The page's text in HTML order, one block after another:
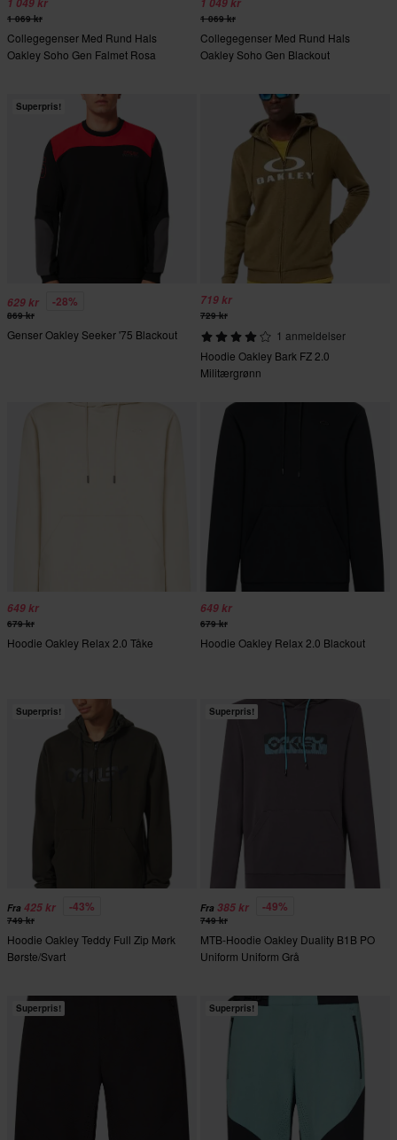
1 049 kr
1 069 kr
Collegegenser Med Rund Hals
Oakley Soho Gen Falmet Rosa
1 049 kr
1 069 kr
Collegegenser Med Rund Hals
Oakley Soho Gen Blackout
Superpris!
629 kr -28%
869 kr
Genser Oakley Seeker '75 Blackout
719 kr
729 kr
1 anmeldelser
Hoodie Oakley Bark FZ 2.0
Militærgrønn
649 kr
679 kr
Hoodie Oakley Relax 2.0 Tåke
649 kr
679 kr
Hoodie Oakley Relax 2.0 Blackout
Superpris!
Fra 425 kr -43%
749 kr
Hoodie Oakley Teddy Full Zip Mørk
Børste/Svart
Superpris!
Fra 385 kr -49%
749 kr
MTB-Hoodie Oakley Duality B1B PO
Uniform Uniform Grå
Superpris! Superpris!